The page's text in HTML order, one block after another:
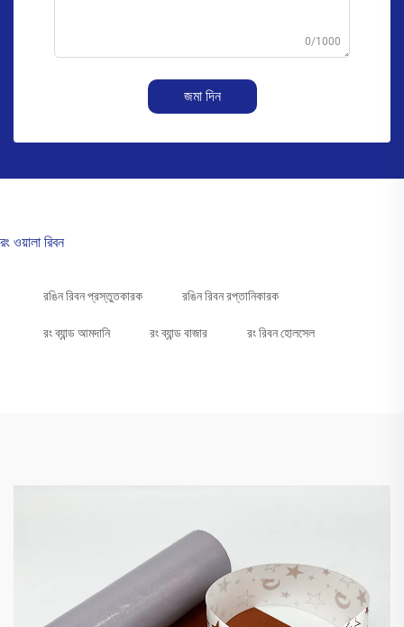
0/1000
জমা দিন
রং ওয়ালা রিবন
রঙিন রিবন প্রস্তুতকারক রঙিন রিবন রপ্তানিকারক
রং ব্যান্ড আমদানি রং ব্যান্ড বাজার রং রিবন হোলসেল